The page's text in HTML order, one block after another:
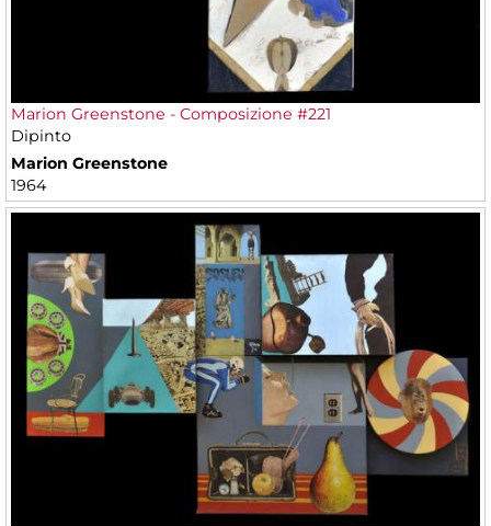
Marion Greenstone - Composizione #221
Dipinto
Marion Greenstone
1964